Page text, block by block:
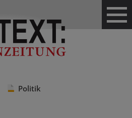
Politik